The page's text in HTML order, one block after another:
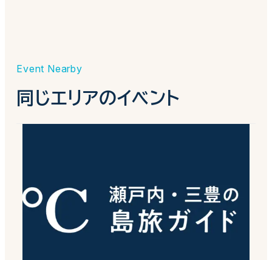
Event Nearby
同じエリアのイベント